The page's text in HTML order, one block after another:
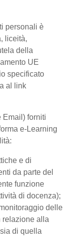
personali è
liceità,
della
UE
specificato
al link
Email) forniti
e-Learning
e di
da parte del
funzione
di docenza);
delle
relazione alla
di quella